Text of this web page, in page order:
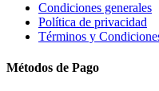
Condiciones generales
Política de privacidad
Términos y
Métodos de Pago